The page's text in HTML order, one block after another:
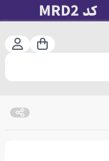
سبد